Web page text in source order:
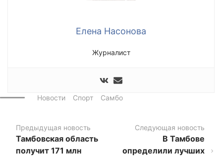
Елена Насонова
Журналист
Новости Спорт Самбо
Предыдущая новость
Тамбовская область
получит 171 млн
Следующая новость
В Тамбове
определили лучших